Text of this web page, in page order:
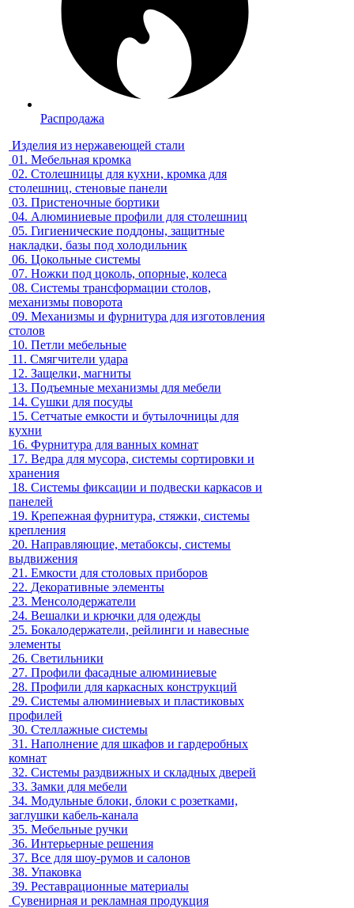
Распродажа
Изделия из нержавеющей стали
01. Мебельная кромка
02. Столешницы для кухни, кромка для
столешниц, стеновые панели
03. Пристеночные бортики
04. Алюминиевые профили для столешниц
05. Гигиенические поддоны, защитные
накладки, базы под холодильник
06. Цокольные системы
07. Ножки под цоколь, опорные, колеса
08. Системы трансформации столов,
механизмы поворота
09. Механизмы и фурнитура для изготовления
столов
10. Петли мебельные
11. Смягчители удара
12. Защелки, магниты
13. Подъемные механизмы для мебели
14. Сушки для посуды
15. Сетчатые емкости и бутылочницы для
кухни
16. Фурнитура для ванных комнат
17. Ведра для мусора, системы сортировки и
хранения
18. Системы фиксации и подвески каркасов и
панелей
19. Крепежная фурнитура, стяжки, системы
крепления
20. Направляющие, метабоксы, системы
выдвижения
21. Емкости для столовых приборов
22. Декоративные элементы
23. Менсолодержатели
24. Вешалки и крючки для одежды
25. Бокалодержатели, рейлинги и навесные
элементы
26. Светильники
27. Профили фасадные алюминиевые
28. Профили для каркасных конструкций
29. Системы алюминиевых и пластиковых
профилей
30. Стеллажные системы
31. Наполнение для шкафов и гардеробных
комнат
32. Системы раздвижных и складных дверей
33. Замки для мебели
34. Модульные блоки, блоки с розетками,
заглушки кабель-канала
35. Мебельные ручки
36. Интерьерные решения
37. Все для шоу-румов и салонов
38. Упаковка
39. Реставрационные материалы
Сувенирная и рекламная продукция